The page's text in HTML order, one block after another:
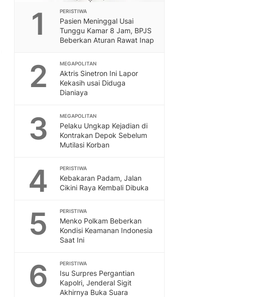
1 PERISTIWA
Pasien Meninggal Usai
Tunggu Kamar 8 Jam, BPJS
Beberkan Aturan Rawat Inap
2 MEGAPOLITAN
Aktris Sinetron Ini Lapor
Kekasih usai Diduga
Dianiaya
3 MEGAPOLITAN
Pelaku Ungkap Kejadian di
Kontrakan Depok Sebelum
Mutilasi Korban
4 PERISTIWA
Kebakaran Padam, Jalan
Cikini Raya Kembali Dibuka
5 PERISTIWA
Menko Polkam Beberkan
Kondisi Keamanan Indonesia
Saat Ini
6 PERISTIWA
Isu Surpres Pergantian
Kapolri, Jenderal Sigit
Akhirnya Buka Suara